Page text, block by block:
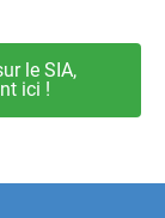
le SIA,
ici !